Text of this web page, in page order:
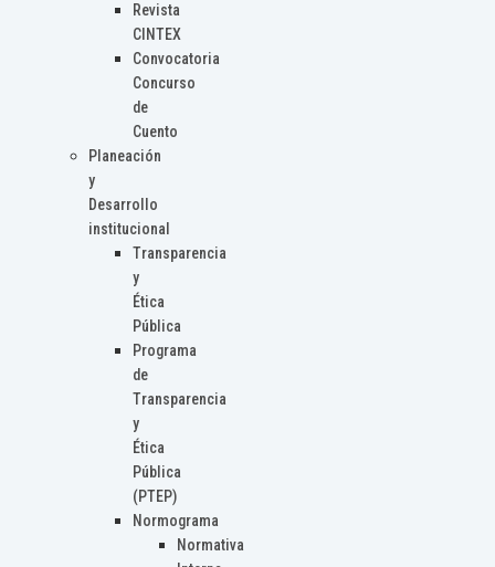
Revista
CINTEX
Convocatoria
Concurso
de
Cuento
Planeación
y
Desarrollo
institucional
Transparencia
y
Ética
Pública
Programa
de
Transparencia
y
Ética
Pública
(PTEP)
Normograma
Normativa